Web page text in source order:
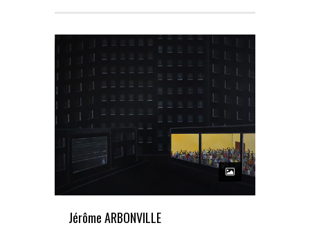
Jérôme ARBONVILLE